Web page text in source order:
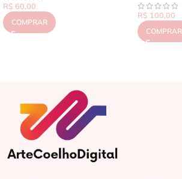
R$ 60,00
COMPRAR
R$ 100,00
COMPRAR